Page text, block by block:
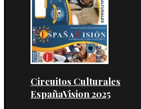
Circuitos Culturales
EspañaVision 2025